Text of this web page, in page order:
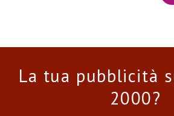
La tua pubblicità
2000?